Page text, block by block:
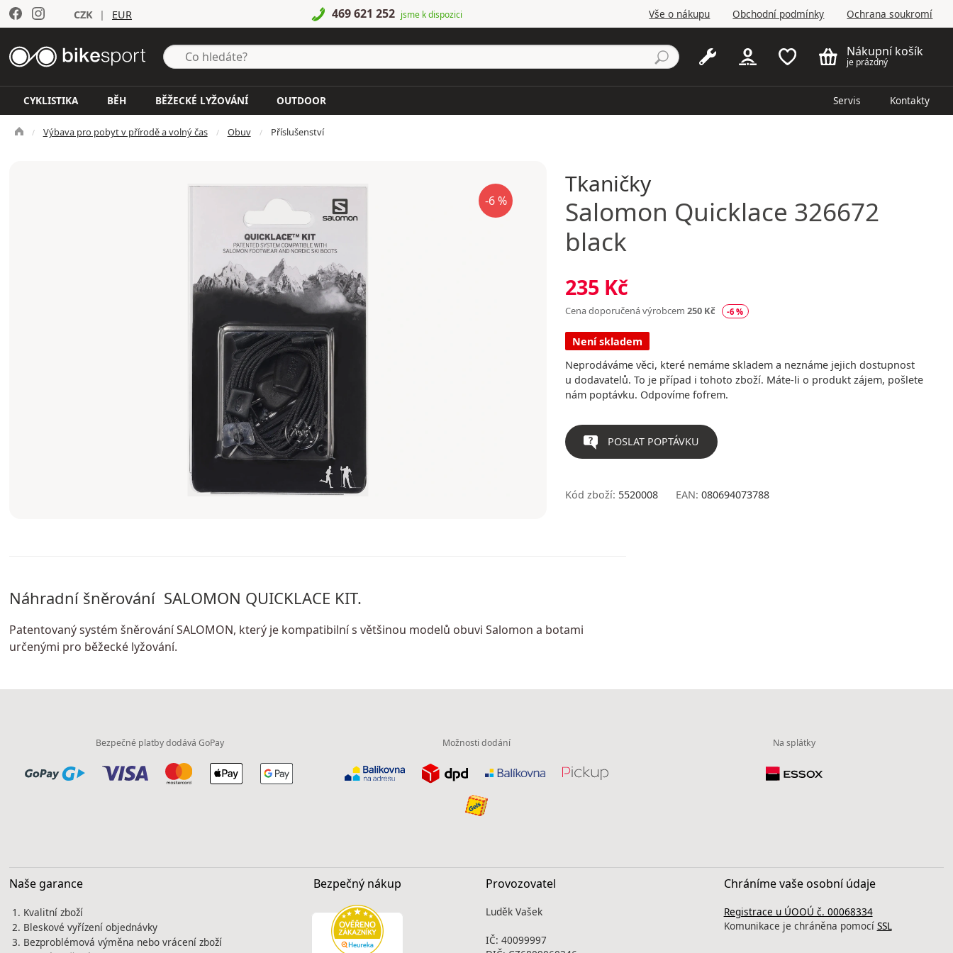
CZK | EUR 469 621 252 jsme k dispozici Vše o nákupu Obchodní podmínky Ochrana soukromí
Nákupní košík
je prázdný
CYKLISTIKA BĚH BĚŽECKÉ LYŽOVÁNÍ OUTDOOR Servis Kontakty
Výbava pro pobyt v přírodě a volný čas Obuv Příslušenství
-6 %
Tkaničky
Salomon Quicklace 326672
black
235 Kč
Cena doporučená výrobcem 250 Kč -6 %
Není skladem
Neprodáváme věci, které nemáme skladem a neznáme jejich dostupnost
u dodavatelů. To je případ i tohoto zboží. Máte-li o produkt zájem, pošlete
nám poptávku. Odpovíme fofrem.
POSLAT POPTÁVKU
Kód zboží: 5520008 EAN: 080694073788
Náhradní šněrování SALOMON QUICKLACE KIT.
Patentovaný systém šněrování SALOMON, který je kompatibilní s většinou modelů obuvi Salomon a botami
určenými pro běžecké lyžování.
Bezpečné platby dodává GoPay Možnosti dodání Na splátky
Naše garance
Kvalitní zboží
Bleskové vyřízení objednávky
Bezproblémová výměna nebo vrácení zboží
Bezpečný nákup Provozovatel
Luděk Vašek
IČ: 40099997
Chráníme vaše osobní údaje
Registrace u ÚOOÚ č. 00068334
Komunikace je chráněna pomocí SSL